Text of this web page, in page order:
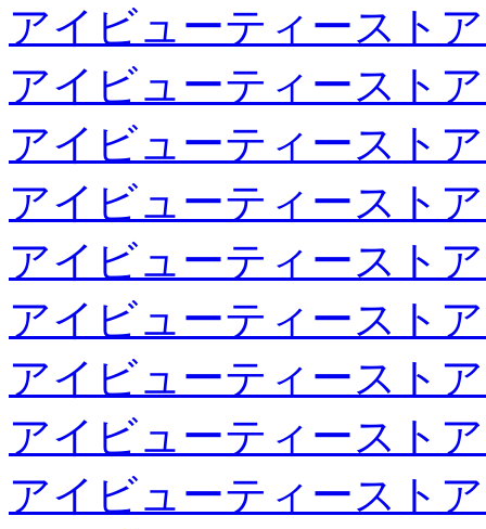
アイビューティースト
アイビューティースト
アイビューティースト
アイビューティースト
アイビューティースト
アイビューティースト
アイビューティースト
アイビューティースト
アイビューティースト